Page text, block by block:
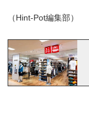
（Hint-Pot編集部）